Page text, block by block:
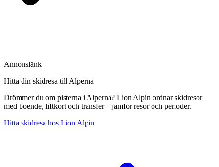
Annonslänk
Hitta din skidresa till Alperna
Drömmer du om pisterna i Alperna? Lion Alpin ordnar skidresor
med boende, liftkort och transfer – jämför resor och perioder.
Hitta skidresa hos Lion Alpin